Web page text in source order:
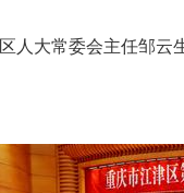
区人大常委会主任邹云